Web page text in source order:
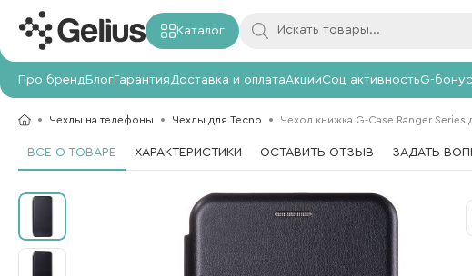
Каталог
Про брендБлогГарантия Доставка и оплатаАкцииСоц активностьG-
Чехлы на телефоны Чехлы для Tecno Чехол книжка G-Case Ranger Series
ВСЕ О ТОВАРЕ ХАРАКТЕРИСТИКИ ОСТАВИТЬ ОТЗЫВ ЗАДАТЬ